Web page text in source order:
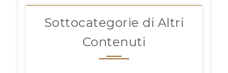
Sottocategorie di Altri
Contenuti